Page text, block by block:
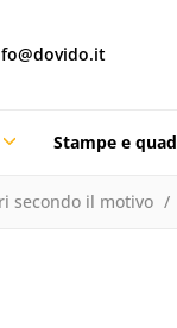
Stampe e
secondo il motivo